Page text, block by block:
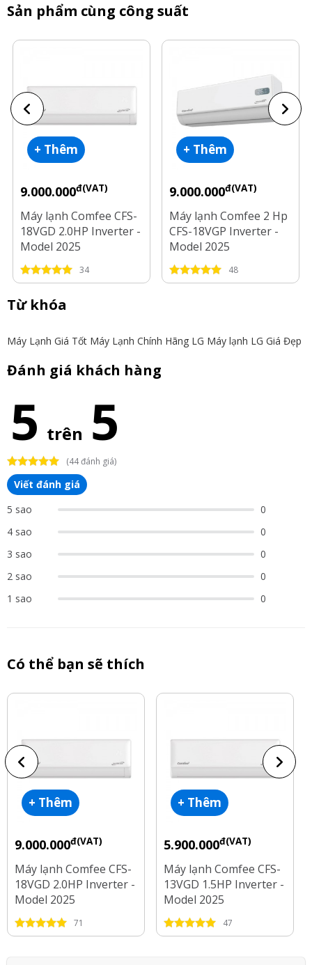
Sản phẩm cùng công suất
+ Thêm
9.000.000đ(VAT)
Máy lạnh Comfee CFS-
18VGD 2.0HP Inverter -
Model 2025
34
+ Thêm
9.000.000đ(VAT)
Máy lạnh Comfee 2 Hp
CFS-18VGP Inverter -
Model 2025
48
Từ khóa
Máy Lạnh Giá Tốt Máy Lạnh Chính Hãng LG Máy lạnh LG Giá Đẹp
Đánh giá khách hàng
5 trên 5
(44 đánh giá)
Viết đánh giá
5 sao
0
4 sao
0
3 sao
0
2 sao
0
1 sao
0
Có thể bạn sẽ thích
+ Thêm
9.000.000đ(VAT)
Máy lạnh Comfee CFS-
18VGD 2.0HP Inverter -
Model 2025
71
+ Thêm
5.900.000đ(VAT)
Máy lạnh Comfee CFS-
13VGD 1.5HP Inverter -
Model 2025
47